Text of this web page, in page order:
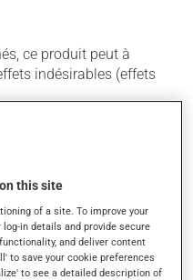
ce produit peut à
indésirables (effets
ventre, des crampes;
rarement, des
des démangeaisons
this site
of a site. To improve your
in details and provide secure
and deliver content
to save your cookie preferences
to see a detailed description of